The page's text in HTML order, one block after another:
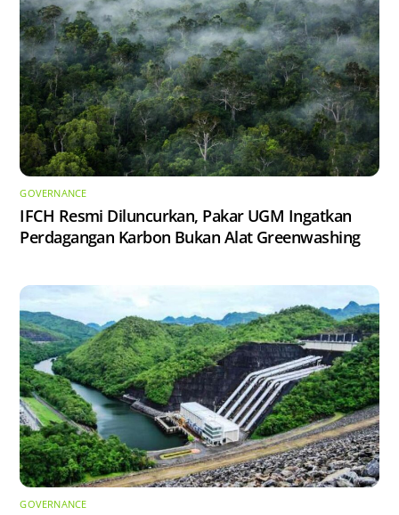
GOVERNANCE
IFCH Resmi Diluncurkan, Pakar UGM Ingatkan
Perdagangan Karbon Bukan Alat Greenwashing
GOVERNANCE